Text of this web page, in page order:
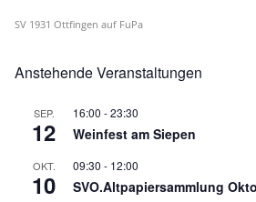
SV 1931 Ottfingen auf FuPa
Anstehende Veranstaltungen
SEP.
12
16:00 -23:30
Weinfest am Siepen
OKT.
10
09:30 - 12:00
SVO.Altpapiersammlung